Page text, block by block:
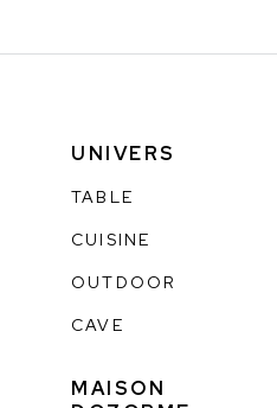
UNIVERS
TABLE
CUISINE
OUTDOOR
CAVE
MAISON